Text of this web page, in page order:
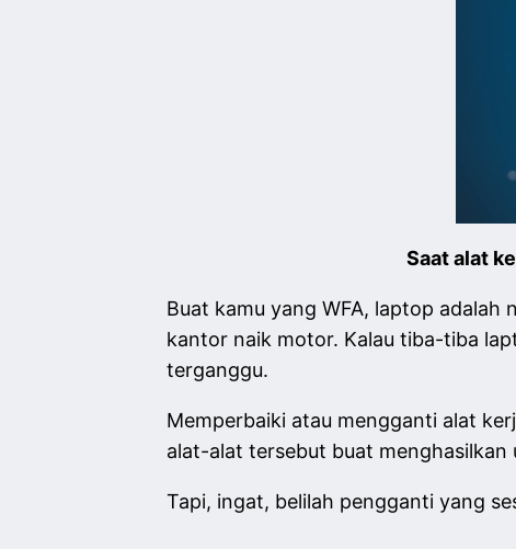
Saat alat
Buat kamu yang WFA, laptop adalah
kantor naik motor. Kalau tiba-tiba
terganggu.
Memperbaiki atau mengganti alat
alat-alat tersebut buat
Tapi, ingat, belilah pengganti yang